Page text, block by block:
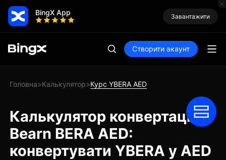
BingX App Завантажити
Створити акаунт
Головна>Калькулятор>Курс YBERA AED
Калькулятор конвертації
Bearn BERA AED:
конвертувати YBERA у AED